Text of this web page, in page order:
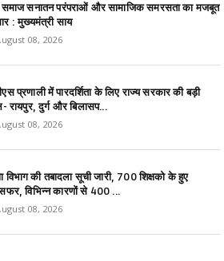
सनातन परंपराओं और सामाजिक समरसता का मजबूत
: मुख्यमंत्री साय
08, 2026
प्रणाली में पारदर्शिता के लिए राज्य सरकार की बड़ी
रायपुर, दुर्ग और बिलासप...
08, 2026
विभाग की तबादला सूची जारी, 700 शिक्षको के हुए
विभिन्न कारणों से 400 ...
08, 2026